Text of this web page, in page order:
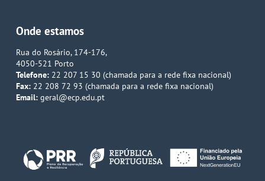
Onde estamos
Rua do Rosário, 174-176,
4050-521 Porto
Telefone:22 207 15 30 (chamada para a rede fixa nacional)
Fax:22 208 72 93 (chamada para a rede fixa nacional)
Email: geral@ecp.edu.pt